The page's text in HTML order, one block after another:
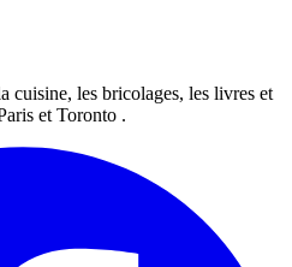
cuisine, les bricolages, les livres et
et Toronto .